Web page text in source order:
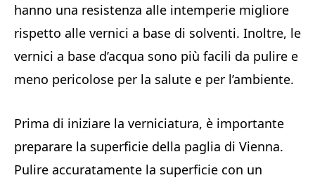
hanno una resistenza alle intemperie migliore
rispetto alle vernici a base di solventi. Inoltre, le
vernici a base d’acqua sono più facili da pulire e
meno pericolose per la salute e per l’ambiente.
Prima di iniziare la verniciatura, è importante
preparare la superficie della paglia di Vienna.
Pulire accuratamente la superficie con un